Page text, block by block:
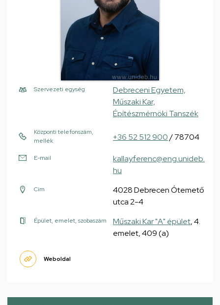
Szervezeti egység
Debreceni Egyetem,
Műszaki Kar,
Építészmérnöki Tanszék
Központi telefonszám,
mellék
+36 52 512 900/ 78704
E-mail
kallay.ferenc@eng.unideb.
hu
Cím
4028 Debrecen Ótemető
utca 2-4
Épület, emelet, szobaszám Műszaki Kar "A" épület, 4.
emelet, 409 (a)
Weboldal